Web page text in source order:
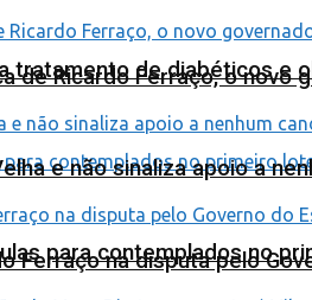
tratamento de diabéticos e
para contemplados no
de Ricardo Ferraço, o novo
e não sinaliza apoio a
Ferraço na disputa pelo